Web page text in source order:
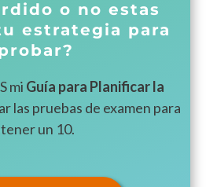
o no estas
estrategia para
mi Guía para Planificar la
las pruebas de examen para
un 10.